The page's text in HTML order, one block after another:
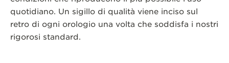
quotidiano. Un sigillo di qualità viene inciso sul
retro di ogni orologio una volta che soddisfa i nostri
rigorosi standard.